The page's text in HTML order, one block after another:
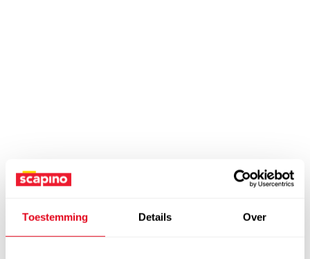
Toestemming Details Over